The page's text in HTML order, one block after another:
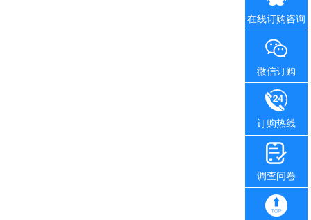
在线订购咨询
微信订购
订购热线
调查问卷